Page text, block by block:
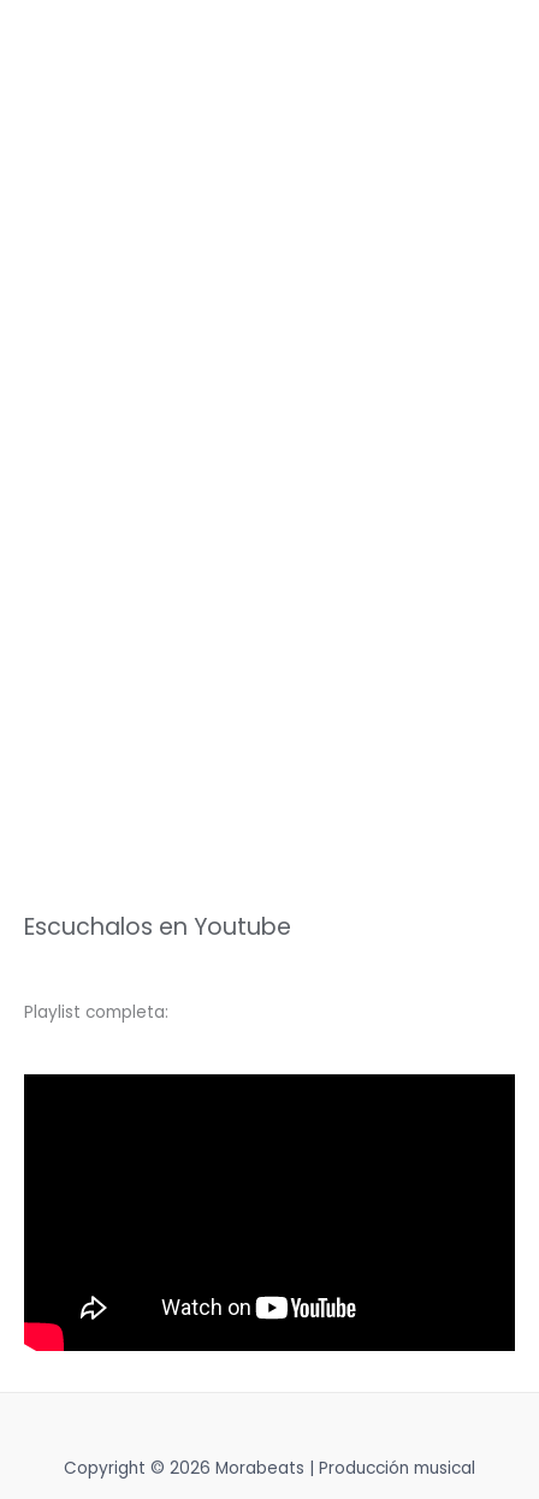
Escuchalos en Youtube
Playlist completa:
Copyright © 2026 Morabeats | Producción musical